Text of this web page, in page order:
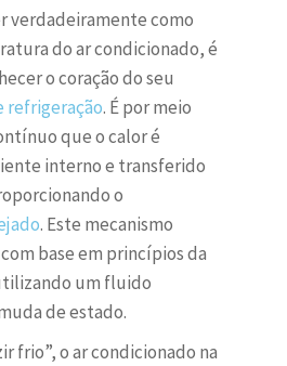
verdadeiramentecomo
do ar condicionado, é
o coração do seu
refrigeração. É por meio
que o calor é
interno e transferido
o
. Este mecanismo
base em princípios da
um fluido
de estado.
frio”, o ar condicionado na